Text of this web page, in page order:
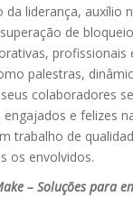
da liderança, auxílio
de
profissionais
palestras,
colaboradores
e felizes
trabalho de
os envolvidos.
– Soluções para